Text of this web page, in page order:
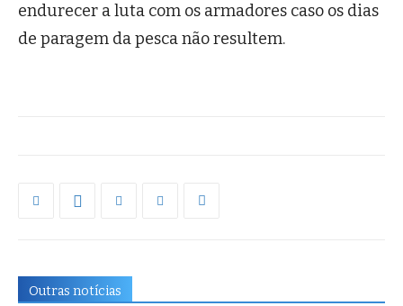
endurecer a luta com os armadores caso os dias
de paragem da pesca não resultem.
Outras notícias